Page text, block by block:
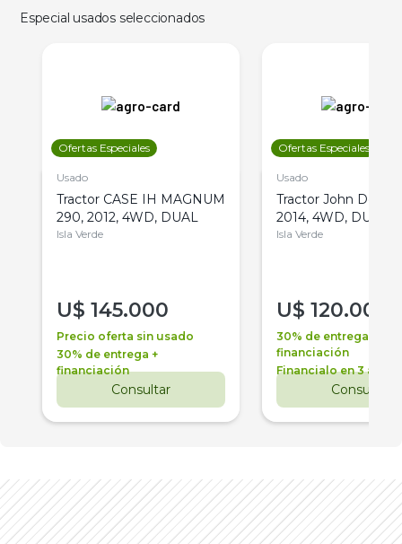
Especial usados seleccionados
Ofertas Especiales
Usado
Tractor CASE IH MAGNUM
290, 2012, 4WD, DUAL
Isla Verde
U$ 145.000
Precio oferta sin usado
30% de entrega +
financiación
Consultar
Ofertas Especiales
Usado
Tractor John Deere
2014, 4WD, DUAL
Isla Verde
U$ 120.000
30% de entrega +
financiación
Financialo en 3 años
Consultar